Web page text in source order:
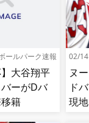
ールパーク速報
】大谷翔平
ーがDバ
籍
02/
ヌ
ド
現